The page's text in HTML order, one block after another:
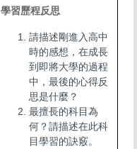
學習歷程反思
請描述剛進入高中
時的感想，在成長
到即將大學的過程
中，最後的心得反
思是什麼？
最擅長的科目為
何？請描述在此科
目學習的訣竅。